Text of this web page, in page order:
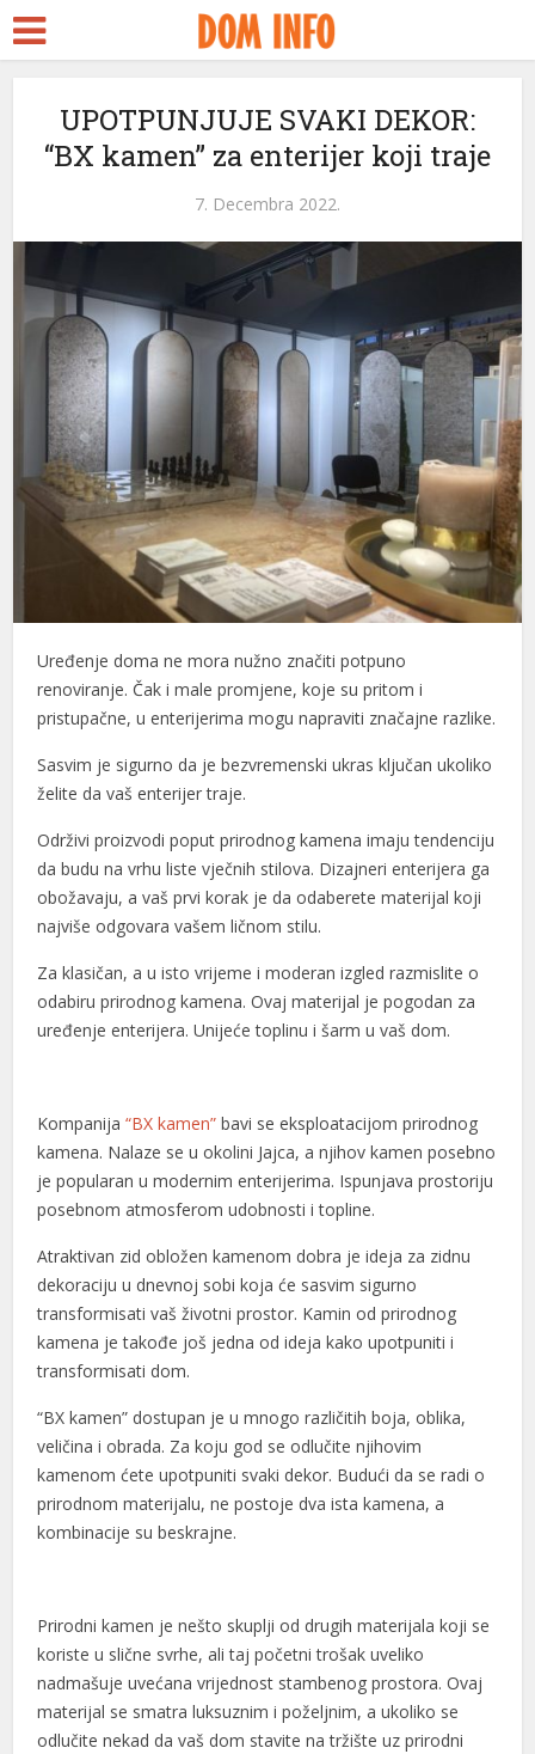
UPOTPUNJUJE SVAKI DEKOR:
“BX kamen” za enterijer koji traje
7. Decembra 2022.
Uređenje doma ne mora nužno značiti potpuno
renoviranje. Čak i male promjene, koje su pritom i
pristupačne, u enterijerima mogu napraviti značajne razlike.
Sasvim je sigurno da je bezvremenski ukras ključan ukoliko
želite da vaš enterijer traje.
Održivi proizvodi poput prirodnog kamena imaju tendenciju
da budu na vrhu liste vječnih stilova. Dizajneri enterijera ga
obožavaju, a vaš prvi korak je da odaberete materijal koji
najviše odgovara vašem ličnom stilu.
Za klasičan, a u isto vrijeme i moderan izgled razmislite o
odabiru prirodnog kamena. Ovaj materijal je pogodan za
uređenje enterijera. Unijeće toplinu i šarm u vaš dom.
Kompanija“BX kamen” bavi se eksploatacijom prirodnog
kamena. Nalaze se u okolini Jajca, a njihov kamen posebno
je popularan u modernim enterijerima. Ispunjava prostoriju
posebnom atmosferom udobnosti i topline.
Atraktivan zid obložen kamenom dobra je ideja za zidnu
dekoraciju u dnevnoj sobi koja će sasvim sigurno
transformisati vaš životni prostor. Kamin od prirodnog
kamena je takođe još jedna od ideja kako upotpuniti i
transformisati dom.
“BX kamen” dostupan je u mnogo različitih boja, oblika,
veličina i obrada. Za koju god se odlučite njihovim
kamenom ćete upotpuniti svaki dekor. Budući da se radi o
prirodnom materijalu, ne postoje dva ista kamena, a
kombinacije su beskrajne.
Prirodni kamen je nešto skuplji od drugih materijala koji se
koriste u slične svrhe, ali taj početni trošak uveliko
nadmašuje uvećana vrijednost stambenog prostora. Ovaj
materijal se smatra luksuznim i poželjnim, a ukoliko se
odlučite nekad da vaš dom stavite na tržište uz prirodni